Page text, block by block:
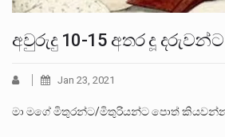
අවුරුදු 10-15 අතර දූ
Jan 23, 2021
මා මගේ මිතුරන්ට/මිතුරියන්ට පොත්